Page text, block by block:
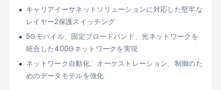
キャリアイーサネットソリューションに対応した堅牢な
レイヤー2保護スイッチング
5Gモバイル、固定ブロードバンド、光ネットワークを
統合した400Gネットワークを実現
ネットワーク自動化、オーケストレーション、制御のた
めのデータモデルを強化